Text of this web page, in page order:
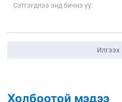
Илгээх
Холбоотой мэдээ